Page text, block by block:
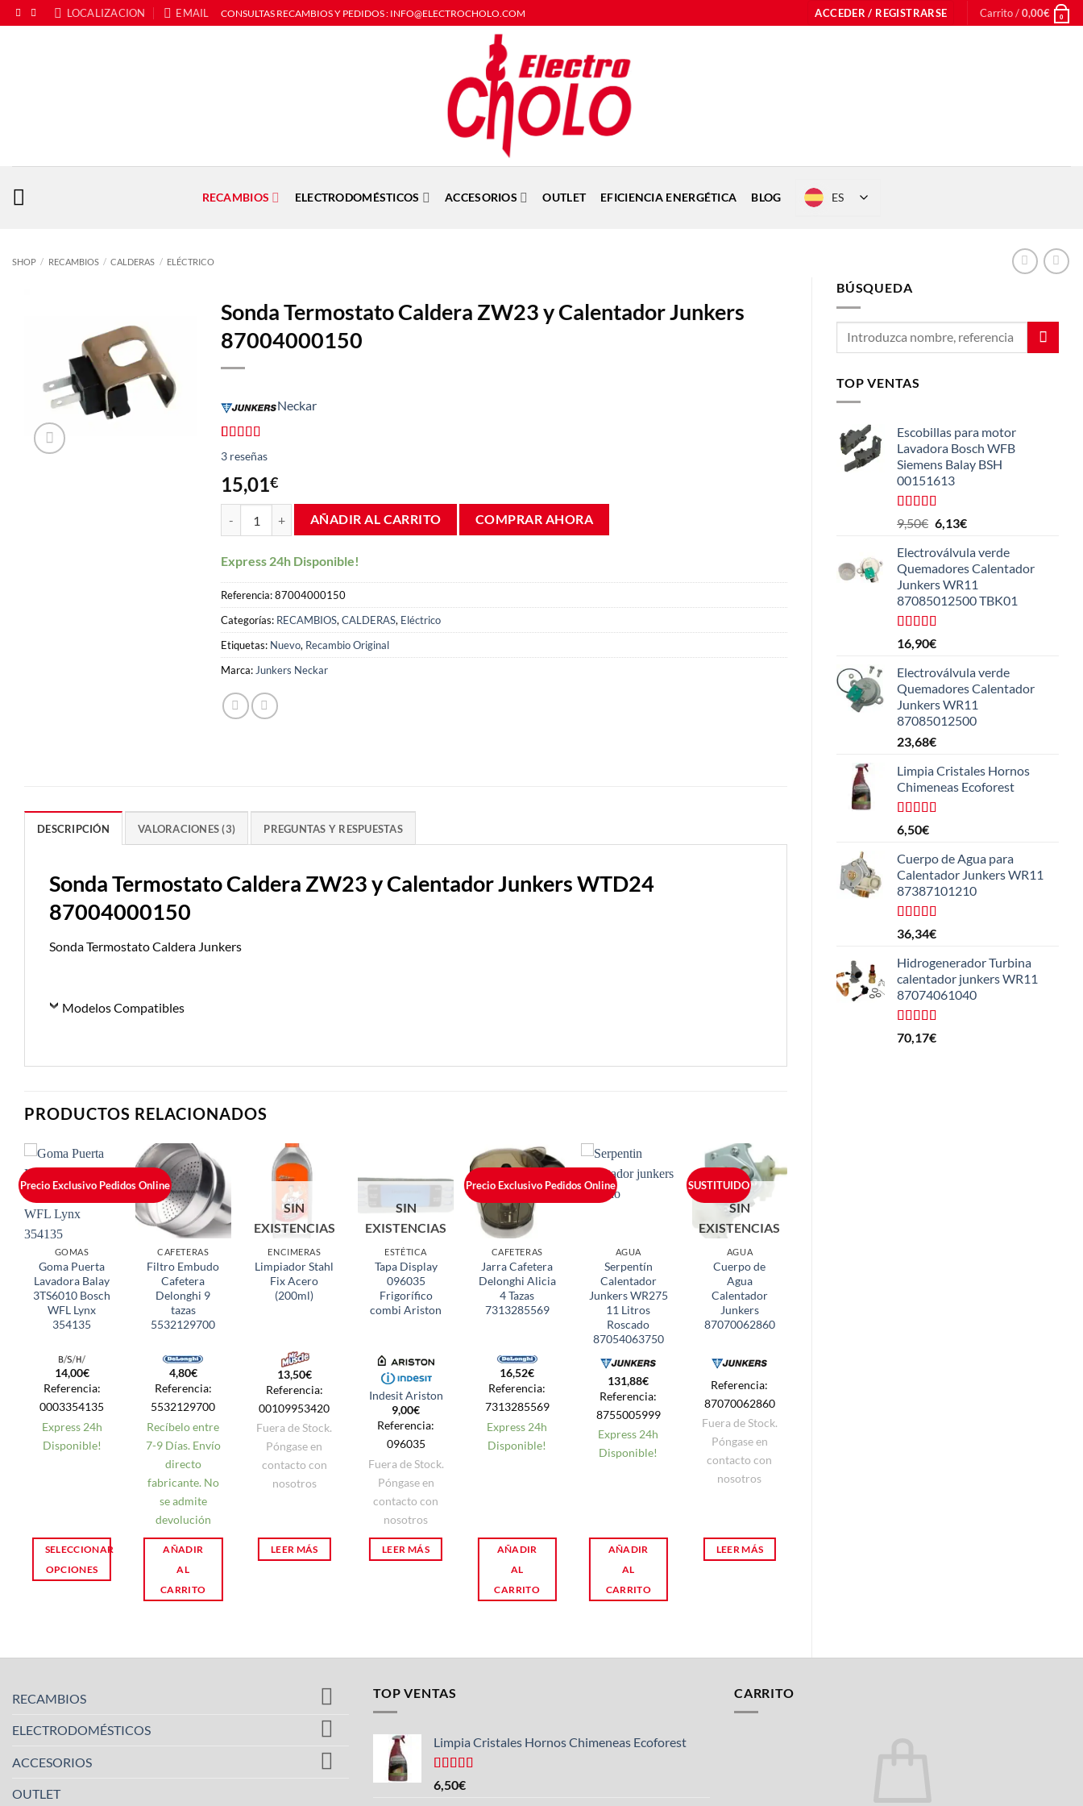
Saltar
al
LOCALIZACION EMAIL CONSULTAS RECAMBIOS Y PEDIDOS : INFO@ELECTROCHOLO.COM ACCEDER / REGISTRARSE Carrito /0,00€ 0
RECAMBIOS ELECTRODOMÉSTICOS ACCESORIOS OUTLET EFICIENCIA ENERGÉTICA BLOG ES
SHOP / RECAMBIOS / CALDERAS / ELÉCTRICO
BÚSQUEDA
TOP VENTAS
Escobillas para motor
Lavadora Bosch WFB
Siemens Balay BSH
00151613
Valorado
con
de
5
9,50€ El
original
era:
9,50€.
6,13€El
actual
es:
6,13€.
Electroválvula verde
Quemadores Calentador
Junkers WR11
87085012500 TBK01
Valorado
con
de 5
16,90€
Electroválvula verde
Quemadores Calentador
Junkers WR11
87085012500
23,68€
Limpia Cristales Hornos
Chimeneas Ecoforest
Valorado
con
de 5
6,50€
Cuerpo de Agua para
Calentador Junkers WR11
87387101210
Valorado
con
de 5
36,34€
Hidrogenerador Turbina
calentador junkers WR11
87074061040
Valorado
con
70,17€
Sonda Termostato Caldera ZW23 y Calentador Junkers
87004000150
Neckar
Valorado
con4.00
de 5 en
base a
3
valoraciones
clientes
3 reseñas
15,01€
Sonda Termostato Caldera ZW23 y Calentador Junkers 87004000150 cantidad
AÑADIR AL CARRITO COMPRAR AHORA
Express 24h Disponible!
Referencia:87004000150
Categorías: RECAMBIOS,CALDERAS, Eléctrico
Etiquetas: Nuevo, Recambio Original
Marca: Junkers Neckar
DESCRIPCIÓN VALORACIONES (3) PREGUNTAS Y RESPUESTAS
Sonda Termostato Caldera ZW23 y Calentador Junkers WTD24
87004000150
Sonda Termostato Caldera Junkers
Modelos Compatibles
PRODUCTOS RELACIONADOS
Precio Exclusivo Pedidos Online
GOMAS
Goma Puerta
Lavadora Balay
3TS6010 Bosch
WFL Lynx
354135
14,00€
Referencia:
0003354135
Express 24h
Disponible!
SELECCIONAR
OPCIONES
Las
opciones
se
pueden
CAFETERAS
Filtro Embudo
Cafetera
Delonghi 9
tazas
5532129700
4,80€
Referencia:
5532129700
Recíbelo entre
7-9 Días. Envío
directo
fabricante. No
se admite
devolución
AÑADIR
AL
CARRITO
SIN
EXISTENCIAS
ENCIMERAS
Limpiador Stahl
Fix Acero
(200ml)
13,50€
Referencia:
00109953420
Fuera de Stock.
Póngase en
contacto con
nosotros
LEER MÁS
SIN
EXISTENCIAS
ESTÉTICA
Tapa Display
096035
Frigorífico
combi Ariston
Indesit Ariston
9,00€
Referencia:
096035
Fuera de Stock.
Póngase en
contacto con
nosotros
LEER MÁS
Precio Exclusivo Pedidos Online
CAFETERAS
Jarra Cafetera
Delonghi Alicia
4 Tazas
7313285569
16,52€
Referencia:
7313285569
Express 24h
Disponible!
AÑADIR
AL
CARRITO
AGUA
Serpentín
Calentador
Junkers WR275
11 Litros
Roscado
87054063750
131,88€
Referencia:
8755005999
Express 24h
Disponible!
AÑADIR
AL
CARRITO
SUSTITUIDO
SIN
EXISTENCIAS
AGUA
Cuerpo de
Agua
Calentador
Junkers
87070062860
Referencia:
87070062860
Fuera de Stock.
Póngase en
contacto con
nosotros
LEER MÁS
RECAMBIOS
ELECTRODOMÉSTICOS
ACCESORIOS
OUTLET
TOP VENTAS
Limpia Cristales Hornos Chimeneas Ecoforest
Valorado
con
6,50€
CARRITO